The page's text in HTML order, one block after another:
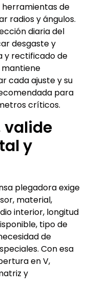
de
radios y ángulos.
diaria del
desgaste y
y rectificado de
mantiene
cada ajuste y su
para
críticos.
valide
y
plegadora exige
material,
interior, longitud
tipo de
de
Con esa
en V,
y